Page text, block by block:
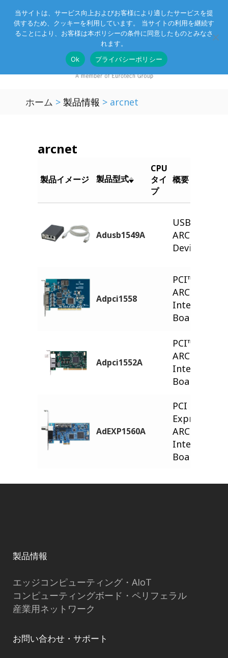
Eurotechグループ お客様サポート お問い合わせ
ホーム > 製品情報 > arcnet
arcnet
製品イメージ 製品型式
CPU
タイ
プ
概要
Adusb1549A
USB 2.0
ARCNET
Device
Adpci1558
PCI™
ARCNET
Interface
Board
Adpci1552A
PCI™
ARCNET
Interface
Board
AdEXP1560A
PCI
Express®
ARCNET
Interface
Board
製品情報
エッジコンピューティング・AIoT
コンピューティングボード・ペリフェラル
産業用ネットワーク
お問い合わせ・サポート
当サイトは、サービス向上およびお客様により適したサービスを提
供するため、クッキーを利用しています。 当サイトの利用を継続す
ることにより、お客様は本ポリシーの条件に同意したものとみなさ
れます。
Ok
プライバシーポリシー